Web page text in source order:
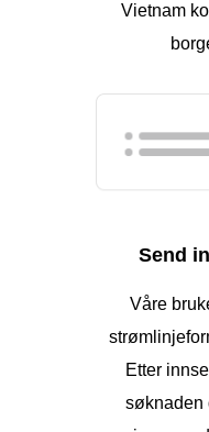
Vietnam
Send
Våre
Etter
søknaden